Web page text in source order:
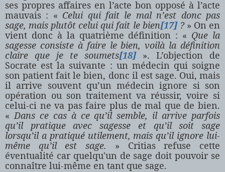
ses propres affaires en l’acte bon opposé à l’acte
mauvais : « Celui qui fait le mal n’est donc pas
sage, mais plutôt celui qui fait le bien[17]?» On en
vient donc à la quatrième définition : « Que la
sagesse consiste à faire le bien, voilà la définition
claire que je te soumets[18]». L’objection de
Socrate est la suivante : un médecin qui soigne
son patient fait le bien, donc il est sage. Oui, mais
il arrive souvent qu’un médecin ignore si son
opération ou son traitement va réussir, voire si
celui-ci ne va pas faire plus de mal que de bien.
« Dans ce cas à ce qu’il semble, il arrive parfois
qu’il pratique avec sagesse et qu’il soit sage
lorsqu’il a pratiqué utilement, mais qu’il ignore lui-
même qu’il est sage. » Critias refuse cette
éventualité car quelqu'un de sage doit pouvoir se
connaître lui-même en tant que sage.